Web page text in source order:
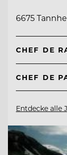
6675
CHEF DE
CHEF DE
Entdecke alle